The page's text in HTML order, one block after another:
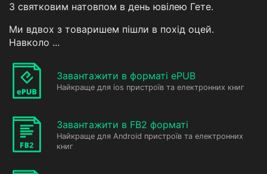
З святковим натовпом в день ювілею Гете.
Ми вдвох з товаришем пішли в похід оцей.
Навколо ...
Завантажити в форматі ePUB
Найкраще для ios пристроїв та електронних книг
Завантажити в FB2 форматі
Найкраще для Android пристроїв та електронних
книг